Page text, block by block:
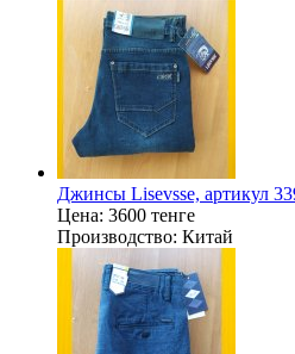
Джинсы Lisevsse, артикул
Цена: 3600 тенге
Производство: Китай